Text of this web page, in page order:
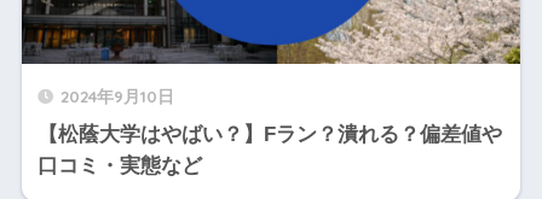
2024年9月10日
【松蔭大学はやばい？】Fラン？潰れる？偏差値や
口コミ・実態など